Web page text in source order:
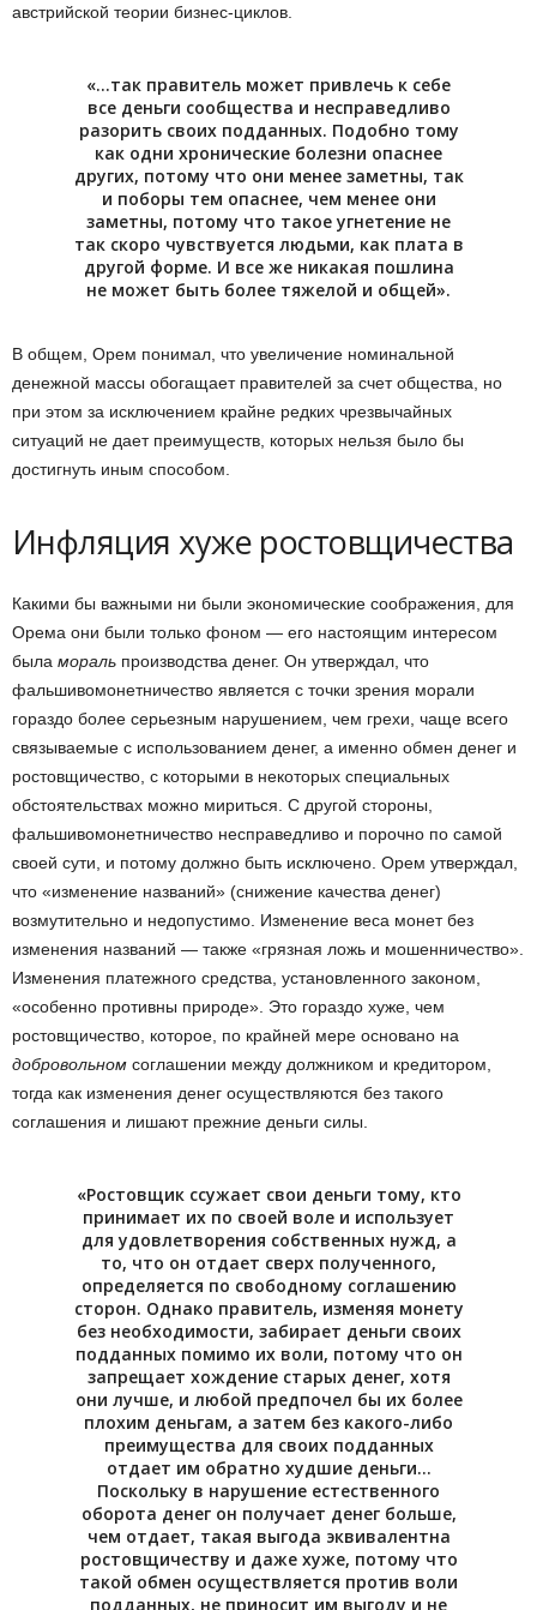
австрийской теории бизнес-циклов.
«…так правитель может привлечь к себе
все деньги сообщества и несправедливо
разорить своих подданных. Подобно тому
как одни хронические болезни опаснее
других, потому что они менее заметны, так
и поборы тем опаснее, чем менее они
заметны, потому что такое угнетение не
так скоро чувствуется людьми, как плата в
другой форме. И все же никакая пошлина
не может быть более тяжелой и общей».
В общем, Орем понимал, что увеличение номинальной
денежной массы обогащает правителей за счет общества, но
при этом за исключением крайне редких чрезвычайных
ситуаций не дает преимуществ, которых нельзя было бы
достигнуть иным способом.
Инфляция хуже ростовщичества
Какими бы важными ни были экономические соображения, для
Орема они были только фоном — его настоящим интересом
была мораль производства денег. Он утверждал, что
фальшивомонетничество является с точки зрения морали
гораздо более серьезным нарушением, чем грехи, чаще всего
связываемые с использованием денег, а именно обмен денег и
ростовщичество, с которыми в некоторых специальных
обстоятельствах можно мириться. С другой стороны,
фальшивомонетничество несправедливо и порочно по самой
своей сути, и потому должно быть исключено. Орем утверждал,
что «изменение названий» (снижение качества денег)
возмутительно и недопустимо. Изменение веса монет без
изменения названий — также «грязная ложь и мошенничество».
Изменения платежного средства, установленного законом,
«особенно противны природе». Это гораздо хуже, чем
ростовщичество, которое, по крайней мере основано на
добровольном соглашении между должником и кредитором,
тогда как изменения денег осуществляются без такого
соглашения и лишают прежние деньги силы.
«Ростовщик ссужает свои деньги тому, кто
принимает их по своей воле и использует
для удовлетворения собственных нужд, а
то, что он отдает сверх полученного,
определяется по свободному соглашению
сторон. Однако правитель, изменяя монету
без необходимости, забирает деньги своих
подданных помимо их воли, потому что он
запрещает хождение старых денег, хотя
они лучше, и любой предпочел бы их более
плохим деньгам, а затем без какого-либо
преимущества для своих подданных
отдает им обратно худшие деньги…
Поскольку в нарушение естественного
оборота денег он получает денег больше,
чем отдает, такая выгода эквивалентна
ростовщичеству и даже хуже, потому что
такой обмен осуществляется против воли
подданных, не приносит им выгоду и не